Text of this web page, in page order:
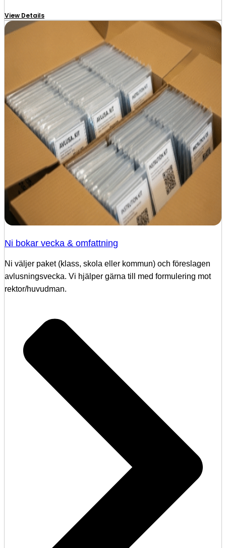
View Details
Ni bokar vecka & omfattning
Ni väljer paket (klass, skola eller kommun) och föreslagen
avlusningsvecka. Vi hjälper gärna till med formulering mot
rektor/huvudman.